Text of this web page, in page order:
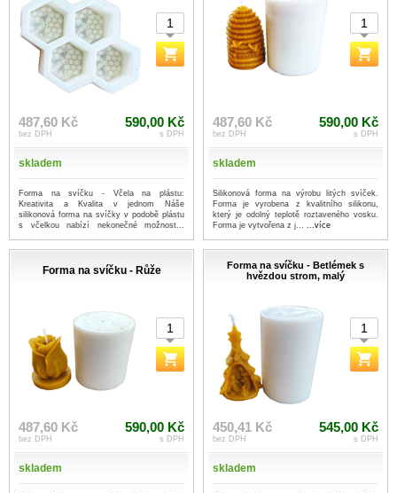
487,60 Kč
bez DPH
590,00 Kč
s DPH
skladem
Forma na svíčku - Včela na plástu:
Kreativita a Kvalita v jednom Náše
silikonová forma na svíčky v podobě plástu
s včelkou nabízí nekonečné možnost...
487,60 Kč
bez DPH
590,00 Kč
s DPH
skladem
Silikonová forma na výrobu litých svíček.
Forma je vyrobena z kvalitního silikonu,
který je odolný teplotě roztaveného vosku.
Forma je vytvořena z j... ...více
Forma na svíčku - Růže
487,60 Kč
bez DPH
590,00 Kč
s DPH
skladem
Forma na svíčku - Betlémek s
hvězdou strom, malý
450,41 Kč
bez DPH
545,00 Kč
s DPH
skladem